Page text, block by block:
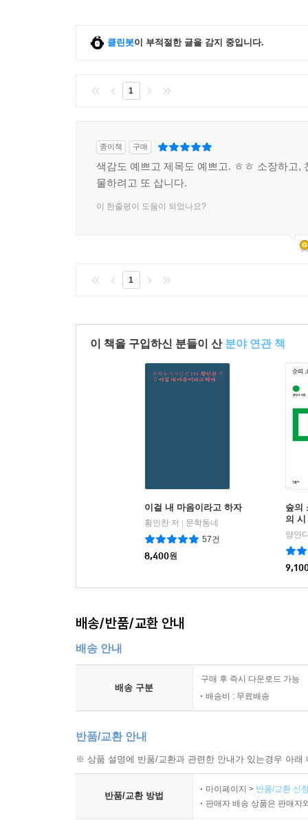
클린봇이 부적절한 글을 감지 중입니다.
1
종이책 구매
색감도 예쁘고 제목도 예쁘고. ㅎㅎ 소장하고,
물하려고 또 삽니다.
이 한줄평이 도움이 되었나요?
1
이 책을 구입하신 분들이 산 분야 연관 책
이걸 내 마음이라고 하자
황인찬 저 | 문학동네
57건
8,400원
숲의
의 시
양안
배송/반품/교환 안내
배송 안내
배송 구분
구매 후 즉시 다운로드 가능
배송비 : 무료배송
반품/교환 안내
※ 상품 설명에 반품/교환과 관련한 안내가 있는경우 아
반품/교환 방법
마이페이지 > 반품/교환 신
판매자 배송 상품은 판매자